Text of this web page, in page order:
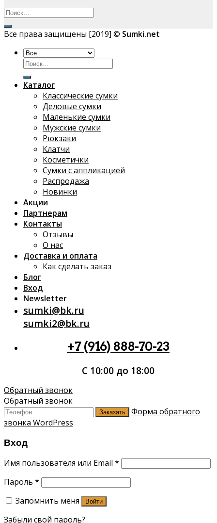
Все права защищены [2019] © Sumki.net
Искать:
Каталог
Классические сумки
Деловые сумки
Маленькие сумки
Мужские сумки
Рюкзаки
Клатчи
Косметички
Сумки с аппликацией
Распродажа
Новинки
Акции
Партнерам
Контакты
Отзывы
О нас
Доставка и оплата
Как сделать заказ
Блог
Вход
Newsletter
sumki@bk.ru
sumki2@bk.ru
+7 (916) 888-70-23
С 10:00 до 18:00
Обратный звонок
Обратный звонок
Заказать
Форма обратного
звонка WordPress
Вход
Имя пользователя или Email *
Пароль *
Запомнить меня
Войти
Забыли свой пароль?